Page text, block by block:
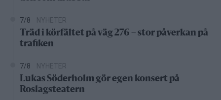
7/8 NYHETER
Träd i körfältet på väg 276 – stor påverkan på
trafiken
7/8 NYHETER
Lukas Söderholm gör egen konsert på
Roslagsteatern